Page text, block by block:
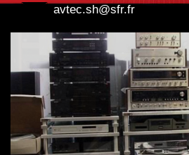
avtec.sh@sfr.fr